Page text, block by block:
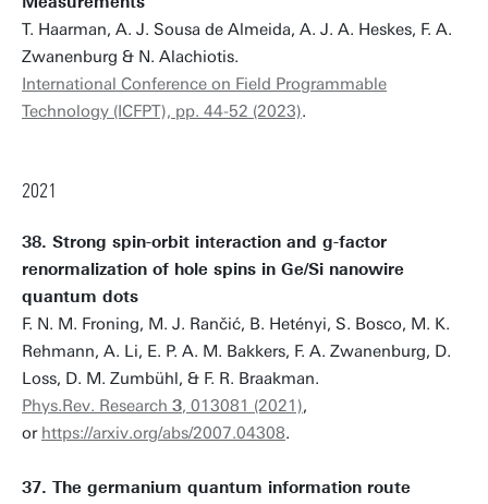
T. Haarman, A. J. Sousa de Almeida, A. J. A. Heskes, F. A.
Zwanenburg & N. Alachiotis.
International Conference on Field Programmable
Technology (ICFPT), pp. 44-52 (2023).
2021
38. Strong spin-orbit interaction and g-factor
renormalization of hole spins in Ge/Si nanowire
quantum dots
F. N. M. Froning, M. J. Rančić, B. Hetényi, S. Bosco, M. K.
Rehmann, A. Li, E. P. A. M. Bakkers, F. A. Zwanenburg, D.
Loss, D. M. Zumbühl, & F. R. Braakman.
Phys.Rev. Research 3, 013081 (2021),
or https://arxiv.org/abs/2007.04308.
37. The germanium quantum information route